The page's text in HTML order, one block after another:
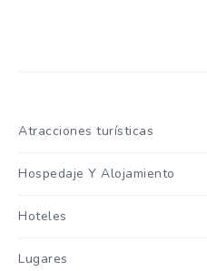
Atracciones turísticas
Hospedaje Y Alojamiento
Hoteles
Lugares